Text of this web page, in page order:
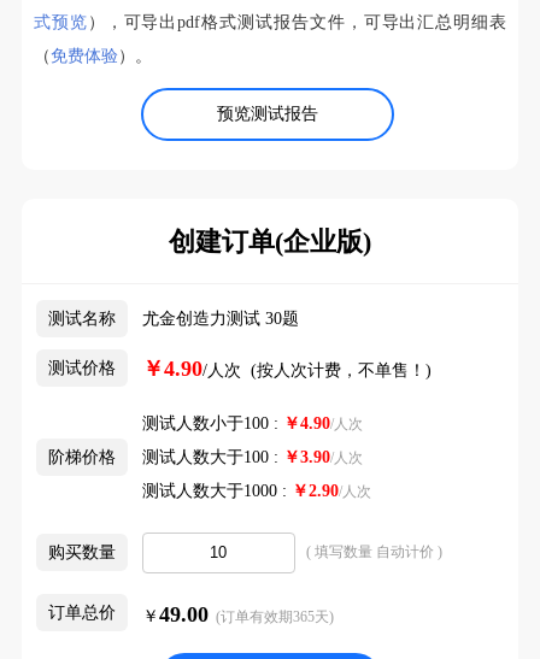
预览测试报告
式预览 ），可导出pdf格式测试报告文件，可导出汇总明细表
（免费体验）。
创建订单(企业版)
测试名称 尤金创造力测试 30题
测试价格 ￥4.90/人次 (按人次计费，不单售！)
阶梯价格
测试人数小于100 : ￥4.90/人次
测试人数大于100 : ￥3.90/人次
测试人数大于1000 : ￥2.90/人次
购买数量 ( 填写数量 自动计价 )
订单总价 ￥ 49.00(订单有效期365天)